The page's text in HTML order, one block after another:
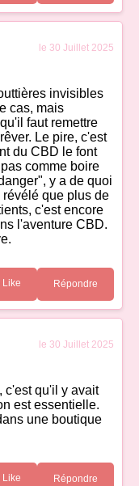
le 30 Juillet 2025
invisibles
cas, mais
faut remettre
Le pire, c'est
du CBD le font
comme boire
y a de quoi
que plus de
c'est encore
l'aventure CBD.
Like Répondre
le 30 Juillet 2025
c'est qu'il y avait
est essentielle.
une boutique
Like Répondre